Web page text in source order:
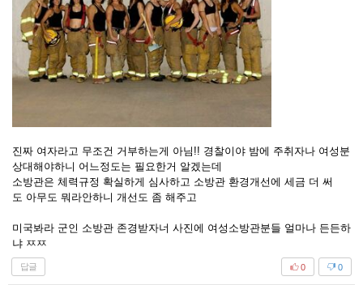
진짜 여자라고 무조건 거부하는게 아님!! 경찰이야 밤에 주취자나 여성분
상대해야하니 어느정도는 필요한거 알겠는데
소방관은 체력규정 확실하게 심사하고 소방관 환경개선에 세금 더 써
도 아무도 뭐라안하니 개선도 좀 해주고
미국봐라 군인 소방관 존경받자너 사진에 여성소방관분들 얼마나 든든하
냐 ㅉㅉ
답글 0
0